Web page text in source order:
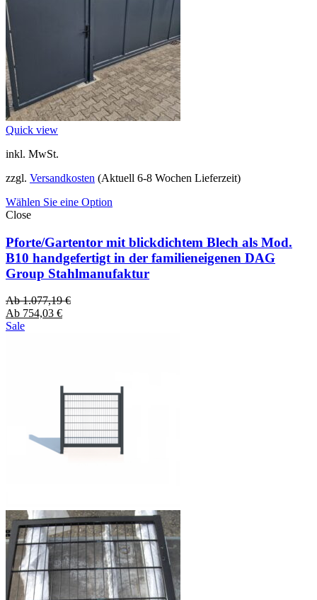
Quick view
inkl. MwSt.
zzgl. Versandkosten (Aktuell 6-8 Wochen Lieferzeit)
Wählen Sie eine Option
Close
Pforte/Gartentor mit blickdichtem Blech als Mod.
B10 handgefertigt in der familieneigenen DAG
Group Stahlmanufaktur
Ab1.077,19€
Ab 754,03 €
Sale